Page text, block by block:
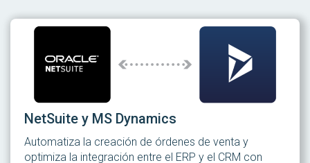
NetSuite y MS Dynamics
Automatiza la creación de órdenes de venta y
optimiza la integración entre el ERP y el CRM con